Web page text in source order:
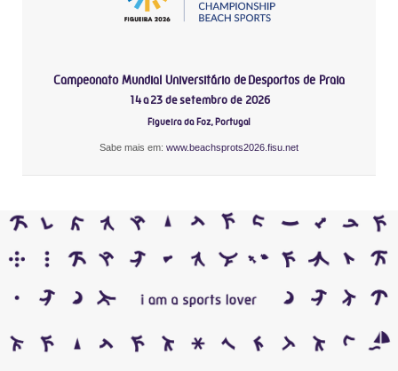
Campeonato Mundial Universitário de Desportos de Praia
14 a 23 de setembro de 2026
Figueira da Foz, Portugal
Sabe mais em: www.beachsprots2026.fisu.net